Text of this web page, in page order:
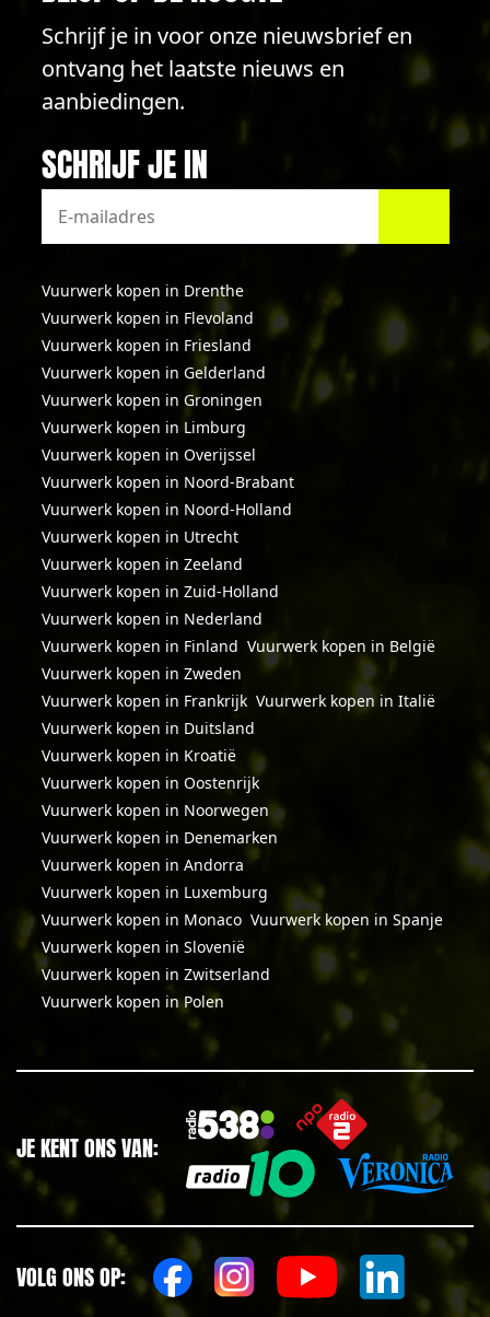
Schrijf je in voor onze nieuwsbrief en
ontvang het laatste nieuws en
aanbiedingen.
SCHRIJF JE IN
Vuurwerk kopen in Drenthe
Vuurwerk kopen in Flevoland
Vuurwerk kopen in Friesland
Vuurwerk kopen in Gelderland
Vuurwerk kopen in Groningen
Vuurwerk kopen in Limburg
Vuurwerk kopen in Overijssel
Vuurwerk kopen in Noord-Brabant
Vuurwerk kopen in Noord-Holland
Vuurwerk kopen in Utrecht
Vuurwerk kopen in Zeeland
Vuurwerk kopen in Zuid-Holland
Vuurwerk kopen in Nederland
Vuurwerk kopen in Finland Vuurwerk kopen in België
Vuurwerk kopen in Zweden
Vuurwerk kopen in Frankrijk Vuurwerk kopen in Italië
Vuurwerk kopen in Duitsland
Vuurwerk kopen in Kroatië
Vuurwerk kopen in Oostenrijk
Vuurwerk kopen in Noorwegen
Vuurwerk kopen in Denemarken
Vuurwerk kopen in Andorra
Vuurwerk kopen in Luxemburg
Vuurwerk kopen in Monaco Vuurwerk kopen in Spanje
Vuurwerk kopen in Slovenië
Vuurwerk kopen in Zwitserland
Vuurwerk kopen in Polen
JE KENT ONS VAN:
VOLG ONS OP: